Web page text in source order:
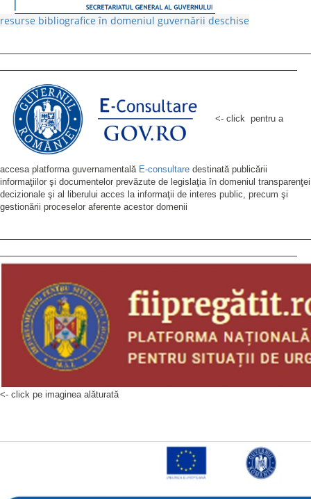
resurse bibliografice în domeniul guvernării deschise
<- click pentru a
accesa platforma guvernamentală E-consultare destinată publicării
informaţiilor şi documentelor prevăzute de legislaţia în domeniul transparenţei
decizionale şi al liberului acces la informaţii de interes public, precum şi
gestionării proceselor aferente acestor domenii
<- click pe imaginea alăturată